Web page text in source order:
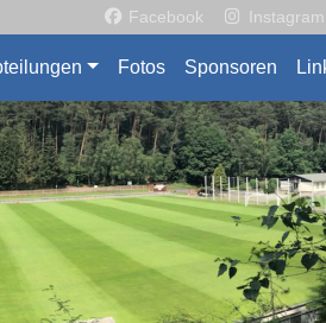
Facebook Instagram
Fotos Sponsoren